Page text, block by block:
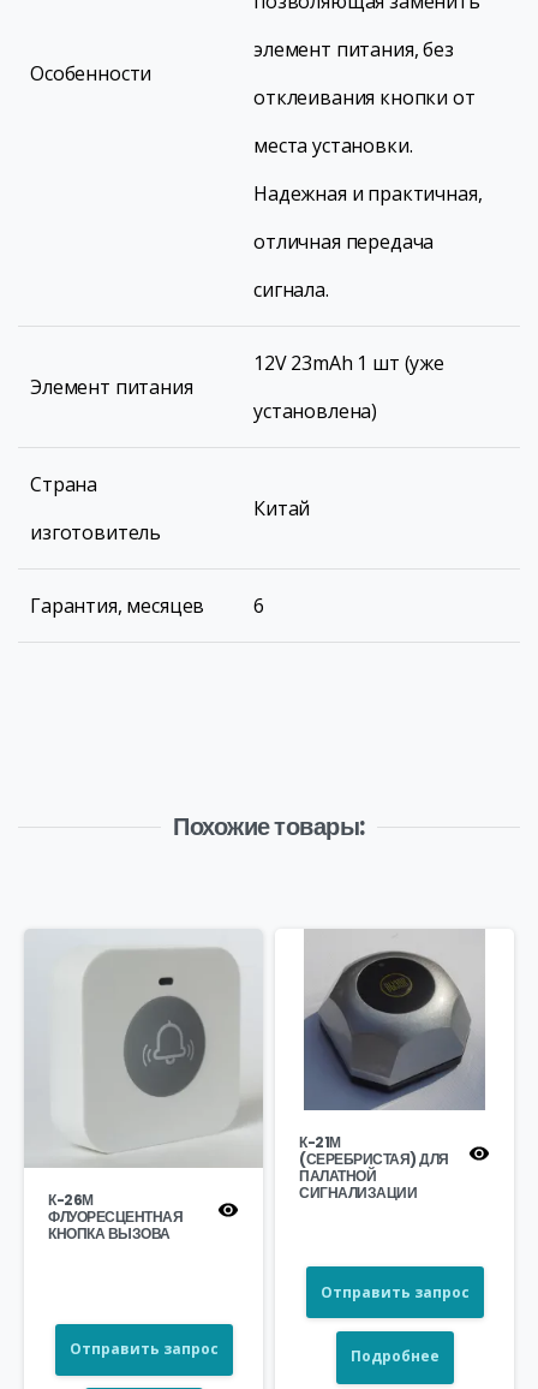
Особенности
элемент питания, без
отклеивания кнопки от
места установки.
Надежная и практичная,
отличная передача
сигнала.
Элемент питания
12V 23mAh 1 шт (уже
установлена)
Страна
изготовитель
Китай
Гарантия, месяцев 6
Похожие товары:
К-26М
ФЛУОРЕСЦЕНТНАЯ
КНОПКА ВЫЗОВА
Отправить запрос
К-21М
(СЕРЕБРИСТАЯ) ДЛЯ
ПАЛАТНОЙ
СИГНАЛИЗАЦИИ
Отправить запрос
Подробнее